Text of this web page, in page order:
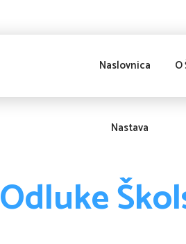
Naslovnica
Nastava
Odluke